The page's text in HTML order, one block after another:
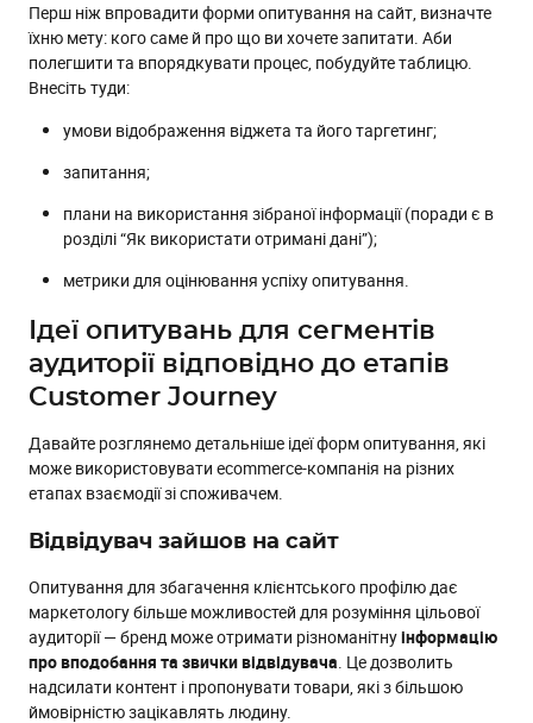
Перш ніж впровадити форми опитування на сайт, визначте
їхню мету: кого саме й про що ви хочете запитати. Аби
полегшити та впорядкувати процес, побудуйте таблицю.
Внесіть туди:
умови відображення віджета та його таргетинг;
запитання;
плани на використання зібраної інформації (поради є в
розділі “Як використати отримані дані”);
метрики для оцінювання успіху опитування.
Ідеї опитувань для сегментів
аудиторії відповідно до етапів
Customer Journey
Давайте розглянемо детальніше ідеї форм опитування, які
може використовувати ecommerce-компанія на різних
етапах взаємодії зі споживачем.
Відвідувач зайшов на сайт
Опитування для збагачення клієнтського профілю дає
маркетологу більше можливостей для розуміння цільової
аудиторії — бренд може отримати різноманітнуінформацію
про вподобання та звички відвідувача. Це дозволить
надсилати контент і пропонувати товари, які з більшою
ймовірністю зацікавлять людину.